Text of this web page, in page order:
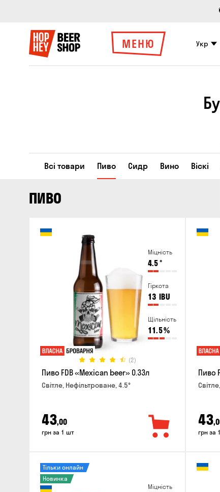
МЕНЮ Укр
Всі товари Пиво Сидр Вино Віскі
ПИВО
Міцність
4.5°
Гіркота
13 IBU
Щільність
11.5%
(2)
Пиво FDB «Mexican beer» 0.33л
Світле, Нефільтроване, 4.5°
43,00
грн за 1 шт
Пиво
43
грн за
Міцність
Тільки онлайн
Новинка